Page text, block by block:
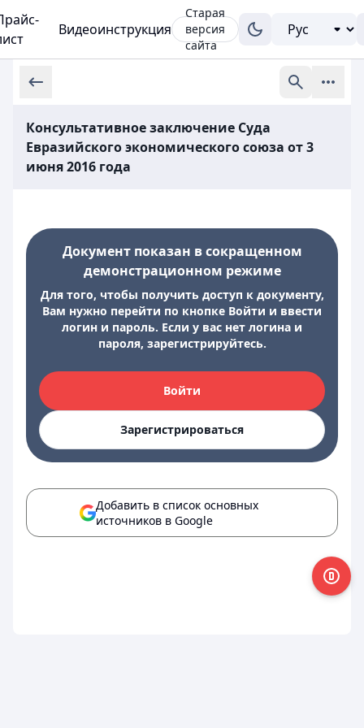
Видеоинструкция
Старая
версия
сайта
Консультативное заключение Суда
Евразийского экономического союза от 3
июня 2016 года
Документ показан в сокращенном
демонстрационном режиме
Для того, чтобы получить доступ к документу,
Вам нужно перейти по кнопке Войти и ввести
логин и пароль. Если у вас нет логина и
пароля, зарегистрируйтесь.
Войти
Зарегистрироваться
Добавить в список основных
источников в Google